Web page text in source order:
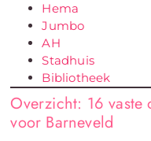
Hema
Jumbo
AH
Stadhuis
Bibliotheek
Overzicht: 16 vaste
voor Barneveld